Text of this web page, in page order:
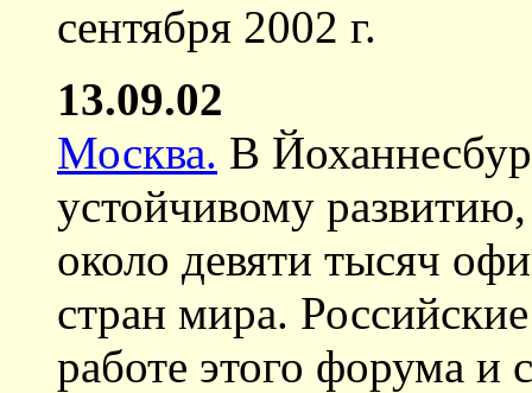
сентября 2002 г.
13.09.02
Москва. В
устойчивому
около девяти тысяч
стран мира.
работе этого форума и